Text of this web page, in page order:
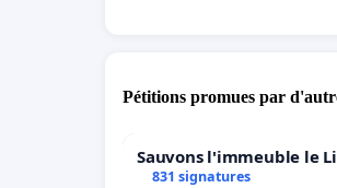
Pétitions promues par
Sauvons l'immeuble le
831 signatures